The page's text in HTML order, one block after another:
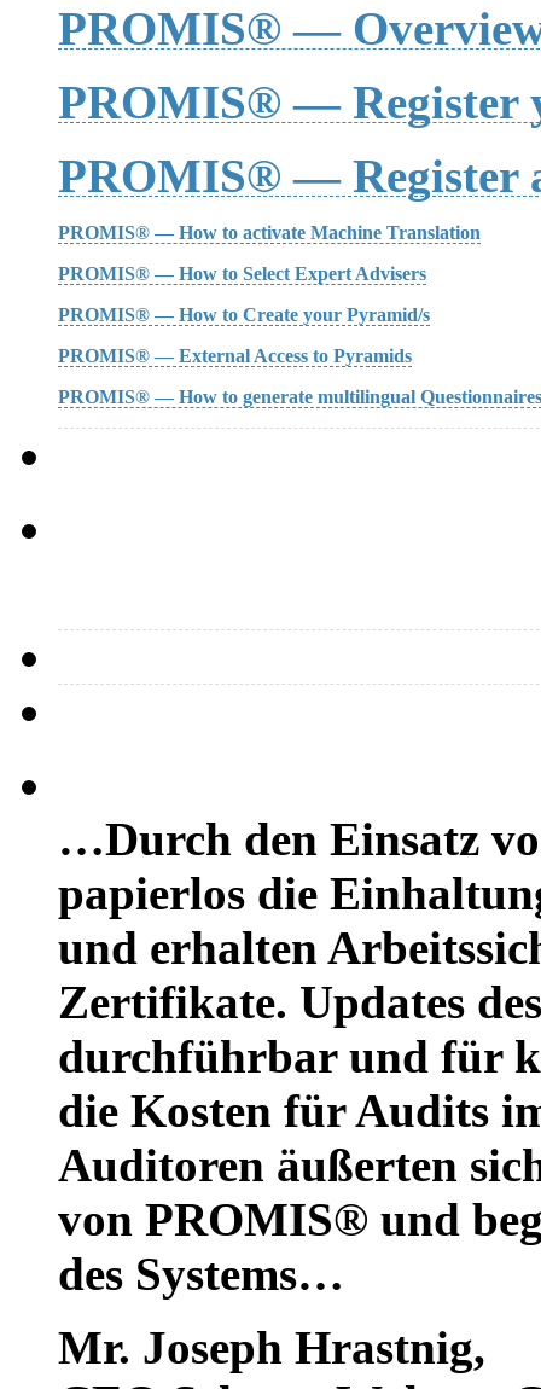
PROMIS® —
PROMIS® — Register
PROMIS® — Register
PROMIS® — How to activate Machine Translation
PROMIS® — How to Select Expert Advisers
PROMIS® — How to Create your Pyramid/s
PROMIS® — External Access to Pyramids
PROMIS® — How to generate multilingual Questionnaires
…Durch den Einsatz
papierlos die
und erhalten
Zertifikate. Updates
durchführbar und für
die Kosten für Audits
Auditoren äußerten
von PROMIS® und
des Systems…
Mr. Joseph Hrastnig,